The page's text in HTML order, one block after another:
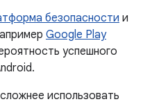
безопасности и
Google Play
успешного
использовать